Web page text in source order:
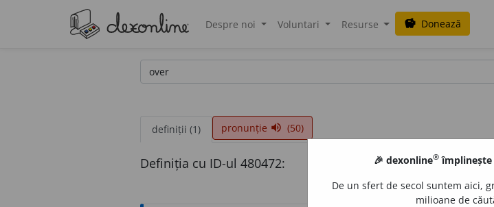
Despre noi Voluntari Resurse savings Donează
definiții (1) pronunție volume_up (50)
Definiția cu ID-ul 480472: 🎉 dexonline® împlinește
De un sfert de secol suntem aici,
milioane de